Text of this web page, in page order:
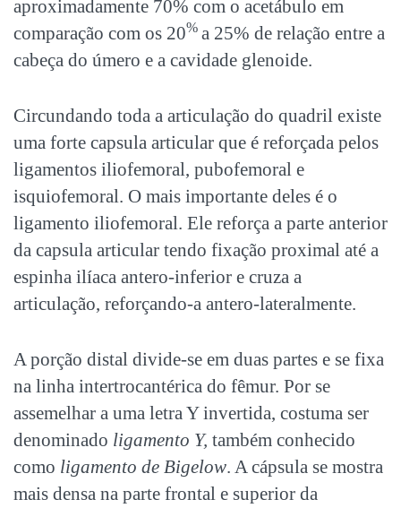
aproximadamente 70% com o acetábulo em
comparação com os 20% a 25% de relação entre a
cabeça do úmero e a cavidade glenoide.
Circundando toda a articulação do quadril existe
uma forte capsula articular que é reforçada pelos
ligamentos iliofemoral, pubofemoral e
isquiofemoral. O mais importante deles é o
ligamento iliofemoral. Ele reforça a parte anterior
da capsula articular tendo fixação proximal até a
espinha ilíaca antero-inferior e cruza a
articulação, reforçando-a antero-lateralmente.
A porção distal divide-se em duas partes e se fixa
na linha intertrocantérica do fêmur. Por se
assemelhar a uma letra Y invertida, costuma ser
denominado ligamento Y, também conhecido
como ligamento de Bigelow. A cápsula se mostra
mais densa na parte frontal e superior da